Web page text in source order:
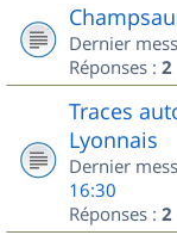
Dernier
Réponses : 2
Traces
Lyonnais
Dernier
16:30
Réponses : 2